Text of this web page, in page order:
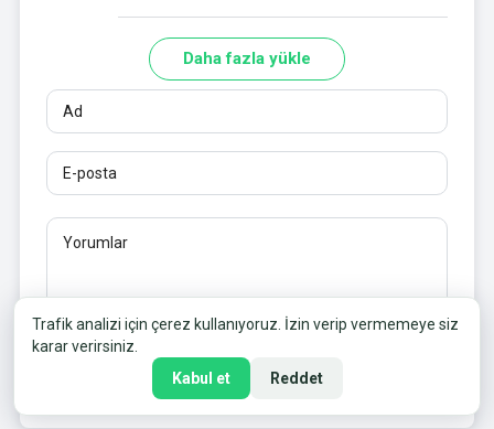
Daha fazla yükle
Ad
E-posta
Yorumlar
En az 10 karakter. Bağlantılara izin verilmez.
Trafik analizi için çerez kullanıyoruz. İzin verip vermemeye siz
karar verirsiniz.
Kabul et
Reddet